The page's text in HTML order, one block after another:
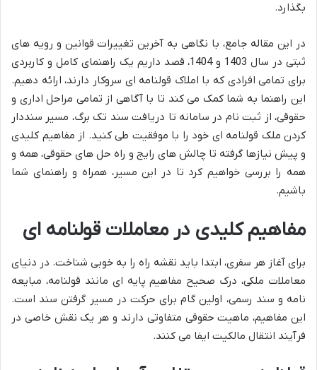
بگذارد.
در این مقاله جامع، با نگاهی به آخرین تغییرات قوانین و رویه های
ثبتی در سال 1403 و 1404، قصد داریم یک راهنمای کامل و کاربردی
برای تمامی افرادی که با املاک قولنامه ای سروکار دارند، ارائه دهیم.
این راهنما به شما کمک می کند تا با آگاهی از تمامی مراحل اداری و
حقوقی، از ثبت نام در سامانه تا دریافت سند تک برگ، مسیر سنددار
کردن ملک قولنامه ای خود را با موفقیت طی کنید. از مفاهیم کلیدی
و پیش نیازها گرفته تا چالش های رایج و راه حل های حقوقی، همه و
همه را بررسی خواهیم کرد تا در این مسیر، همراه و راهنمای شما
باشیم.
مفاهیم کلیدی در معاملات قولنامه ای
برای آغاز هر سفری، ابتدا باید نقشه راه را به خوبی شناخت. در دنیای
معاملات ملکی، درک صحیح مفاهیم پایه ای مانند قولنامه، مبایعه
نامه و سند رسمی، اولین گام برای حرکت در مسیر گرفتن سند است.
این مفاهیم، ماهیت حقوقی متفاوتی دارند و هر یک نقش خاصی در
فرآیند انتقال مالکیت ایفا می کنند.